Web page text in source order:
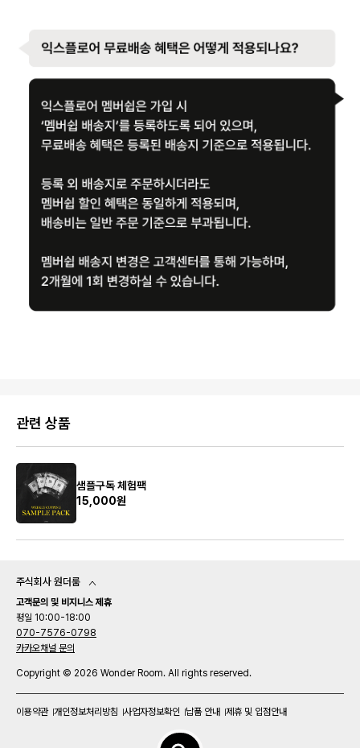
관련 상품
샘플구독 체험팩
15,000원
주식회사 원더룸
고객문의 및 비지니스 제휴
평일 10:00-18:00
070-7576-0798
카카오채널 문의
Copyright © 2026 Wonder Room. All rights reserved.
이용약관 개인정보처리방침 사업자정보확인 납품 안내 제휴 및 입점안내